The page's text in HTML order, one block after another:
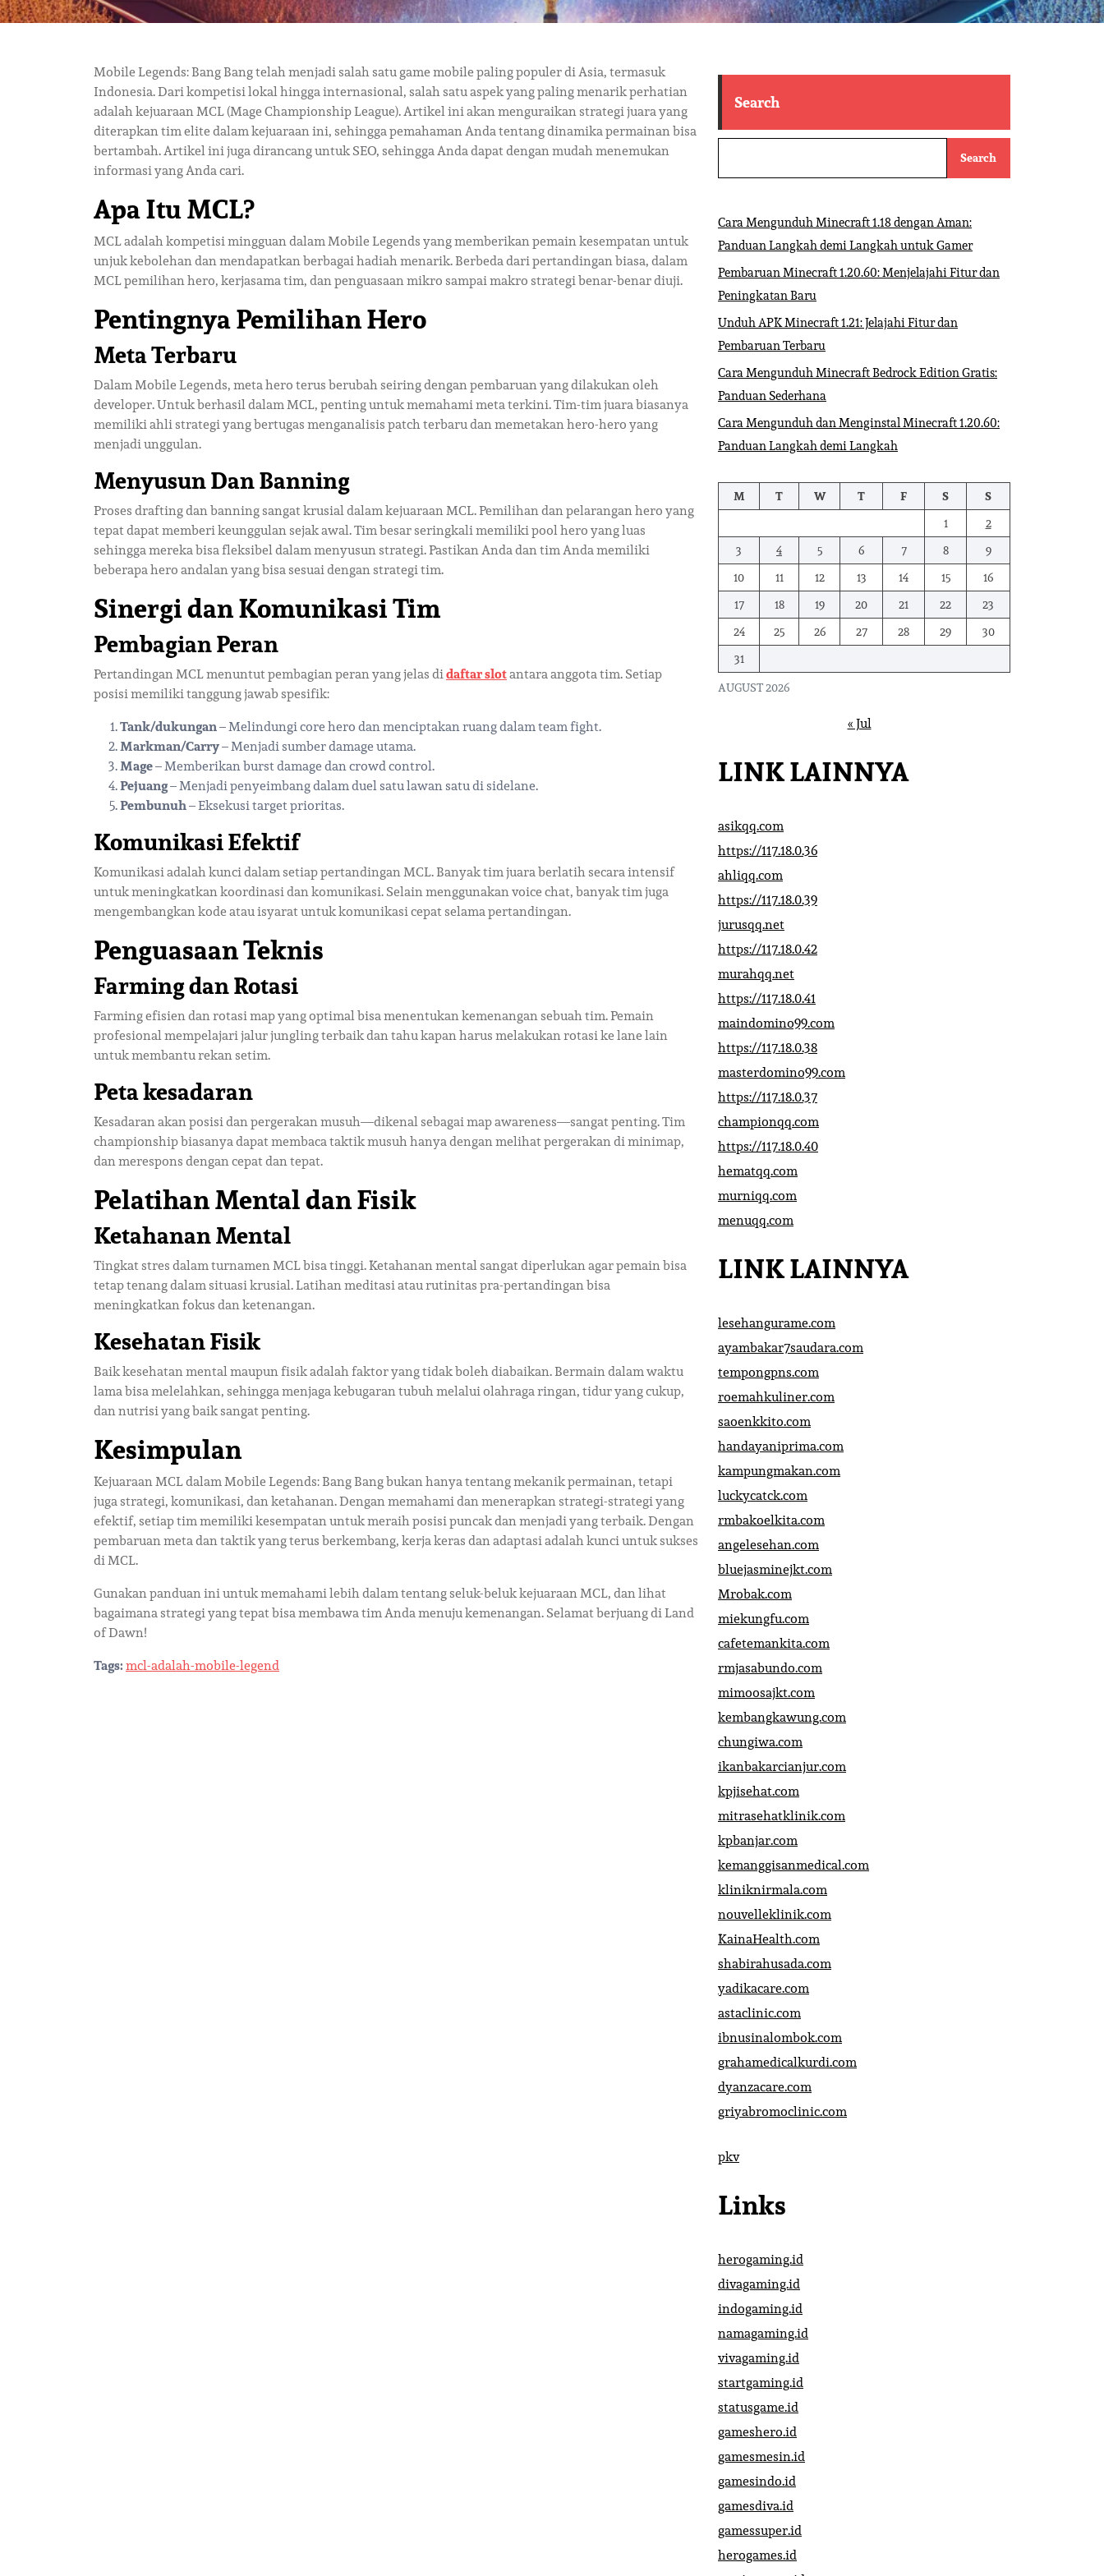
Mobile Legends: Bang Bang telah menjadi salah satu game mobile paling populer di Asia, termasuk
Indonesia. Dari kompetisi lokal hingga internasional, salah satu aspek yang paling menarik perhatian
adalah kejuaraan MCL (Mage Championship League). Artikel ini akan menguraikan strategi juara yang
diterapkan tim elite dalam kejuaraan ini, sehingga pemahaman Anda tentang dinamika permainan bisa
bertambah. Artikel ini juga dirancang untuk SEO, sehingga Anda dapat dengan mudah menemukan
informasi yang Anda cari.
Apa Itu MCL?
MCL adalah kompetisi mingguan dalam Mobile Legends yang memberikan pemain kesempatan untuk
unjuk kebolehan dan mendapatkan berbagai hadiah menarik. Berbeda dari pertandingan biasa, dalam
MCL pemilihan hero, kerjasama tim, dan penguasaan mikro sampai makro strategi benar-benar diuji.
Pentingnya Pemilihan Hero
Meta Terbaru
Dalam Mobile Legends, meta hero terus berubah seiring dengan pembaruan yang dilakukan oleh
developer. Untuk berhasil dalam MCL, penting untuk memahami meta terkini. Tim-tim juara biasanya
memiliki ahli strategi yang bertugas menganalisis patch terbaru dan memetakan hero-hero yang
menjadi unggulan.
Menyusun Dan Banning
Proses drafting dan banning sangat krusial dalam kejuaraan MCL. Pemilihan dan pelarangan hero yang
tepat dapat memberi keunggulan sejak awal. Tim besar seringkali memiliki pool hero yang luas
sehingga mereka bisa fleksibel dalam menyusun strategi. Pastikan Anda dan tim Anda memiliki
beberapa hero andalan yang bisa sesuai dengan strategi tim.
Sinergi dan Komunikasi Tim
Pembagian Peran
Pertandingan MCL menuntut pembagian peran yang jelas didaftar slotantara anggota tim. Setiap
posisi memiliki tanggung jawab spesifik:
Tank/dukungan– Melindungi core hero dan menciptakan ruang dalam team fight.
Markman/Carry– Menjadi sumber damage utama.
Mage– Memberikan burst damage dan crowd control.
Pejuang– Menjadi penyeimbang dalam duel satu lawan satu di sidelane.
Pembunuh– Eksekusi target prioritas.
Komunikasi Efektif
Komunikasi adalah kunci dalam setiap pertandingan MCL. Banyak tim juara berlatih secara intensif
untuk meningkatkan koordinasi dan komunikasi. Selain menggunakan voice chat, banyak tim juga
mengembangkan kode atau isyarat untuk komunikasi cepat selama pertandingan.
Penguasaan Teknis
Farming dan Rotasi
Farming efisien dan rotasi map yang optimal bisa menentukan kemenangan sebuah tim. Pemain
profesional mempelajari jalur jungling terbaik dan tahu kapan harus melakukan rotasi ke lane lain
untuk membantu rekan setim.
Peta kesadaran
Kesadaran akan posisi dan pergerakan musuh—dikenal sebagai map awareness—sangat penting. Tim
championship biasanya dapat membaca taktik musuh hanya dengan melihat pergerakan di minimap,
dan merespons dengan cepat dan tepat.
Pelatihan Mental dan Fisik
Ketahanan Mental
Tingkat stres dalam turnamen MCL bisa tinggi. Ketahanan mental sangat diperlukan agar pemain bisa
tetap tenang dalam situasi krusial. Latihan meditasi atau rutinitas pra-pertandingan bisa
meningkatkan fokus dan ketenangan.
Kesehatan Fisik
Baik kesehatan mental maupun fisik adalah faktor yang tidak boleh diabaikan. Bermain dalam waktu
lama bisa melelahkan, sehingga menjaga kebugaran tubuh melalui olahraga ringan, tidur yang cukup,
dan nutrisi yang baik sangat penting.
Kesimpulan
Kejuaraan MCL dalam Mobile Legends: Bang Bang bukan hanya tentang mekanik permainan, tetapi
juga strategi, komunikasi, dan ketahanan. Dengan memahami dan menerapkan strategi-strategi yang
efektif, setiap tim memiliki kesempatan untuk meraih posisi puncak dan menjadi yang terbaik. Dengan
pembaruan meta dan taktik yang terus berkembang, kerja keras dan adaptasi adalah kunci untuk sukses
di MCL.
Gunakan panduan ini untuk memahami lebih dalam tentang seluk-beluk kejuaraan MCL, dan lihat
bagaimana strategi yang tepat bisa membawa tim Anda menuju kemenangan. Selamat berjuang di Land
of Dawn!
Tags:mcl-adalah-mobile-legend
Search
Search
Cara Mengunduh Minecraft 1.18 dengan Aman:
Panduan Langkah demi Langkah untuk Gamer
Pembaruan Minecraft 1.20.60: Menjelajahi Fitur dan
Peningkatan Baru
Unduh APK Minecraft 1.21: Jelajahi Fitur dan
Pembaruan Terbaru
Cara Mengunduh Minecraft Bedrock Edition Gratis:
Panduan Sederhana
Cara Mengunduh dan Menginstal Minecraft 1.20.60:
Panduan Langkah demi Langkah
AUGUST 2026
M T W T F S
S
1
2
3
4 5 6 7 8
9
10
11 12 13 14 15
16
17
18 19 20 21 22
23
24
25 26 27 28 29
30
31
« Jul
LINK LAINNYA
asikqq.com
https://117.18.0.36
ahliqq.com
https://117.18.0.39
jurusqq.net
https://117.18.0.42
murahqq.net
https://117.18.0.41
maindomino99.com
https://117.18.0.38
masterdomino99.com
https://117.18.0.37
championqq.com
https://117.18.0.40
hematqq.com
murniqq.com
menuqq.com
LINK LAINNYA
lesehangurame.com
ayambakar7saudara.com
tempongpns.com
roemahkuliner.com
saoenkkito.com
handayaniprima.com
kampungmakan.com
luckycatck.com
rmbakoelkita.com
angelesehan.com
bluejasminejkt.com
Mrobak.com
miekungfu.com
cafetemankita.com
rmjasabundo.com
mimoosajkt.com
kembangkawung.com
chungiwa.com
ikanbakarcianjur.com
kpjisehat.com
mitrasehatklinik.com
kpbanjar.com
kemanggisanmedical.com
kliniknirmala.com
nouvelleklinik.com
KainaHealth.com
shabirahusada.com
yadikacare.com
astaclinic.com
ibnusinalombok.com
grahamedicalkurdi.com
dyanzacare.com
griyabromoclinic.com
pkv
Links
herogaming.id
divagaming.id
indogaming.id
namagaming.id
vivagaming.id
startgaming.id
statusgame.id
gameshero.id
gamesmesin.id
gamesindo.id
gamesdiva.id
gamessuper.id
herogames.id